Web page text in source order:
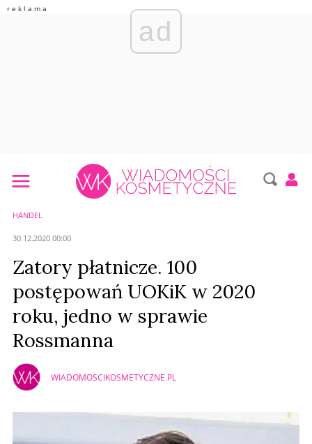
ad
HANDEL
30.12.2020 00:00
Zatory płatnicze. 100
postępowań UOKiK w 2020
roku, jedno w sprawie
Rossmanna
WIADOMOSCIKOSMETYCZNE.PL